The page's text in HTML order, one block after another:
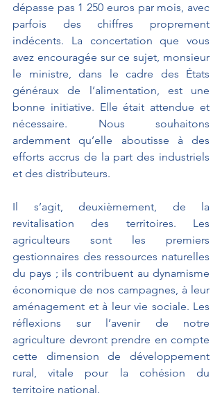
dépasse pas 1 250 euros par mois, avec
parfois des chiffres proprement
indécents. La concertation que vous
avez encouragée sur ce sujet, monsieur
le ministre, dans le cadre des États
généraux de l’alimentation, est une
bonne initiative. Elle était attendue et
nécessaire. Nous souhaitons
ardemment qu’elle aboutisse à des
efforts accrus de la part des industriels
et des distributeurs.
Il s’agit, deuxièmement, de la
revitalisation des territoires. Les
agriculteurs sont les premiers
gestionnaires des ressources naturelles
du pays ; ils contribuent au dynamisme
économique de nos campagnes, à leur
aménagement et à leur vie sociale. Les
réflexions sur l’avenir de notre
agriculture devront prendre en compte
cette dimension de développement
rural, vitale pour la cohésion du
territoire national.